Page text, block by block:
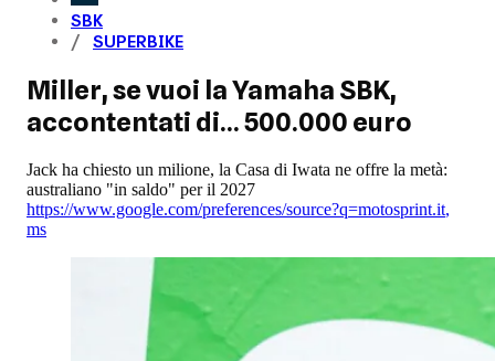
SBK
SUPERBIKE
Miller, se vuoi la Yamaha SBK,
accontentati di... 500.000 euro
Jack ha chiesto un milione, la Casa di Iwata ne offre la metà:
australiano "in saldo" per il 2027
https://www.google.com/preferences/source?q=motosprint.it,
ms